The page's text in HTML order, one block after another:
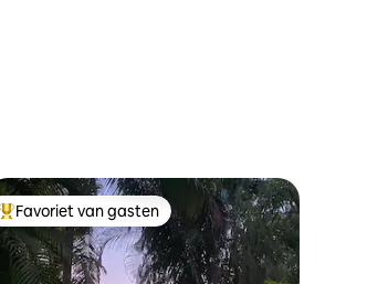
Topfavoriet van gasten
Favoriet van gasten